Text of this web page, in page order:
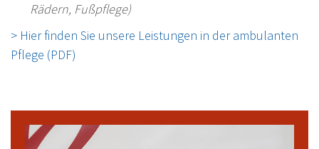
Rädern, Fußpflege)
Document
> Hier finden Sie unsere Leistungen in der ambulanten
Pflege (PDF)